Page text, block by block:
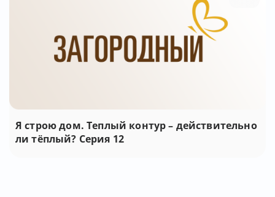
Я строю дом. Теплый контур – действительно
ли тёплый? Серия 12